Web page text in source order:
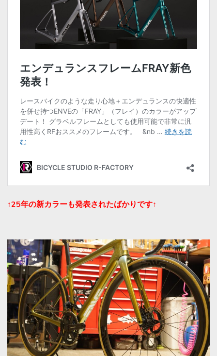
↑25年の新カラーも発表されたばかりです↑